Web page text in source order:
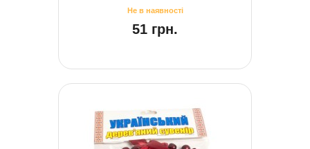
51 грн.